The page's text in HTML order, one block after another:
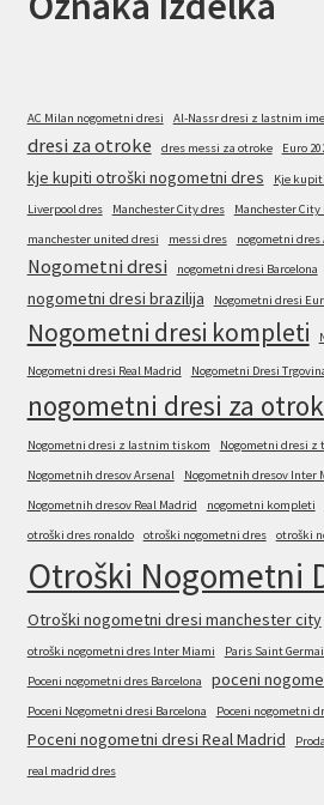
AC Milan nogometni dresi Al-Nassr dresi z lastnim
dresi za otroke dres messi za otroke Euro
kje kupiti otroški nogometni dres
Kje
Liverpool dres
Manchester City dres
Manchester City
manchester united dresi
messi dres nogometni
Nogometni dresi nogometni dresi Barcelona
nogometni dresi brazilija Nogometni dresi
Nogometni dresi kompleti
Nogometni dresi Real Madrid Nogometni Dresi
nogometni dresi za
Nogometni dresi z lastnim tiskom
Nogometni dresi z
Nogometnih dresov Arsenal
Nogometnih dresov Inter
Nogometnih dresov Real Madrid
nogometni kompleti
otroški dres ronaldo
otroški nogometni dres otroški
Otroški Nogometni
Otroški nogometni dresi manchester city
otroški nogometni dres Inter Miami
Paris Saint
Poceni nogometni dres Barcelona
poceni
Poceni Nogometni dresi Barcelona Poceni nogometni
Poceni nogometni dresi Real Madrid
real madrid dres